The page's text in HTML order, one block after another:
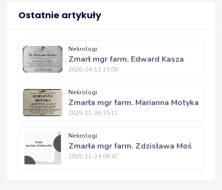
Ostatnie artykuły
Nekrologi
Zmarł mgr farm. Edward Kasza
2026-04-13 15:00
Nekrologi
Zmarła mgr farm. Marianna Motyka
2025-11-26 15:11
Nekrologi
Zmarła mgr farm. Zdzisława Moś
2025-11-24 09:47